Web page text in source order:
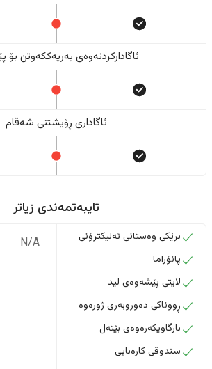
ئاگادارکردنەوەی بەریەککەوتن بۆ
ئاگاداری ڕۆیشتنی شەقام
تایبەتمەندی زیاتر
برێکی وەستانی ئەلیکترۆنی
پانۆراما
لایتی پێشەوەی لید
ڕووناکی دەوروبەری ژورەوە
بارگاویکەرەوەی بێتەل
سندوقی کارەبایی
N/A